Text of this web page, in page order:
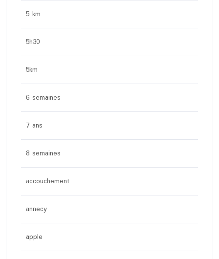
5 km
5h30
5km
6 semaines
7 ans
8 semaines
accouchement
annecy
apple